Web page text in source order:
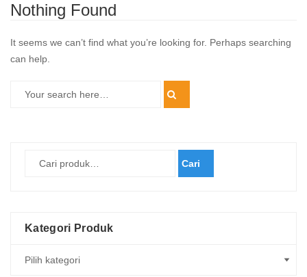
Nothing Found
It seems we can’t find what you’re looking for. Perhaps searching
can help.
Cari
Kategori Produk